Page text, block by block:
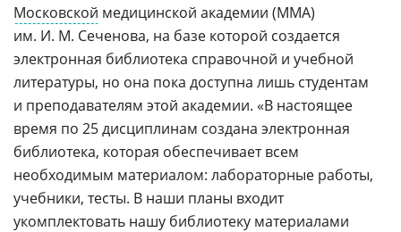
Московской медицинской академии (ММА)
им. И. М. Сеченова, на базе которой создается
электронная библиотека справочной и учебной
литературы, но она пока доступна лишь студентам
и преподавателям этой академии. «В настоящее
время по 25 дисциплинам создана электронная
библиотека, которая обеспечивает всем
необходимым материалом: лабораторные работы,
учебники, тесты. В наши планы входит
укомплектовать нашу библиотеку материалами